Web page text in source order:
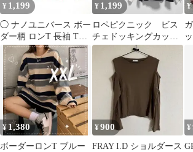
¥ 1,199
◯ ナノユニバース ボー
ダー柄 ロンT 長袖 Tシ
ャツ 赤 綿 F
¥ 1,199
ロペピクニック ビス
チェドッキングカット
プルオーバー レイヤ
ード風 ペプラム M
¥
¥ 1,380
ボーダーロンT ブルー
¥900
FRAY I.D ショルダース
¥